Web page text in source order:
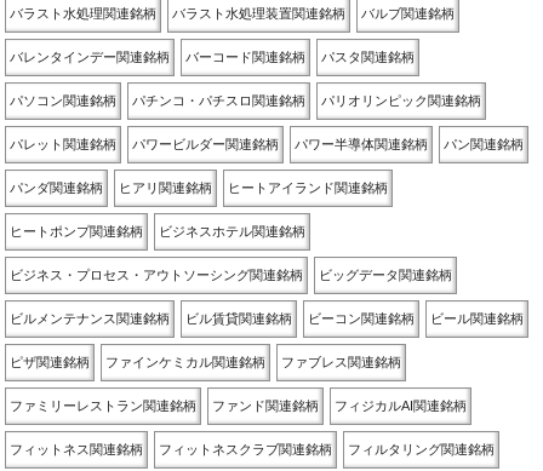
バラスト水処理関連銘柄 バラスト水処理装置関連銘柄 バルブ関連銘柄
バレンタインデー関連銘柄 バーコード関連銘柄 パスタ関連銘柄
パソコン関連銘柄 パチンコ・パチスロ関連銘柄 パリオリンピック関連銘柄
パレット関連銘柄 パワービルダー関連銘柄 パワー半導体関連銘柄 パン関連銘柄
パンダ関連銘柄 ヒアリ関連銘柄 ヒートアイランド関連銘柄
ヒートポンプ関連銘柄 ビジネスホテル関連銘柄
ビジネス・プロセス・アウトソーシング関連銘柄 ビッグデータ関連銘柄
ビルメンテナンス関連銘柄 ビル賃貸関連銘柄 ビーコン関連銘柄 ビール関連銘柄
ピザ関連銘柄 ファインケミカル関連銘柄 ファブレス関連銘柄
ファミリーレストラン関連銘柄 ファンド関連銘柄 フィジカルAI関連銘柄
フィットネス関連銘柄 フィットネスクラブ関連銘柄 フィルタリング関連銘柄